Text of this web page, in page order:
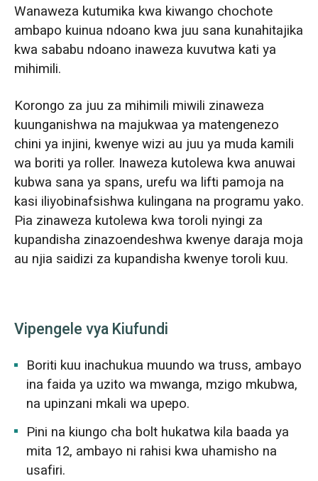
Wanaweza kutumika kwa kiwango chochote
ambapo kuinua ndoano kwa juu sana kunahitajika
kwa sababu ndoano inaweza kuvutwa kati ya
mihimili.
Korongo za juu za mihimili miwili zinaweza
kuunganishwa na majukwaa ya matengenezo
chini ya injini, kwenye wizi au juu ya muda kamili
wa boriti ya roller. Inaweza kutolewa kwa anuwai
kubwa sana ya spans, urefu wa lifti pamoja na
kasi iliyobinafsishwa kulingana na programu yako.
Pia zinaweza kutolewa kwa toroli nyingi za
kupandisha zinazoendeshwa kwenye daraja moja
au njia saidizi za kupandisha kwenye toroli kuu.
Vipengele vya Kiufundi
Boriti kuu inachukua muundo wa truss, ambayo
ina faida ya uzito wa mwanga, mzigo mkubwa,
na upinzani mkali wa upepo.
Pini na kiungo cha bolt hukatwa kila baada ya
mita 12, ambayo ni rahisi kwa uhamisho na
usafiri.